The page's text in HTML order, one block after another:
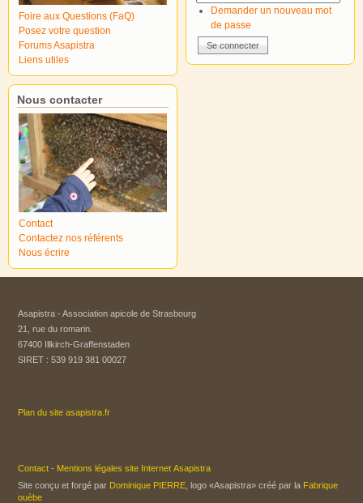
Foire aux Questions (FaQ)
Posez votre question
Forums Asapistra
Liens utiles
Nous contacter
Contact
Contactez nos référents
Nous écrire
Demander un nouveau mot
de passe
Asapistra - Association apicole de Strasbourg​
21, rue du romarin.
67400 Illkirch-Graffenstaden
SIRET : 539 919 381 00027
Plan du site asapistra.fr
Contact - Mentions légales site Internet Asapistra
Site conçu et forgé par Dominique PIERRE , logo «Asapistra» créé par la Fabrique
ouèbe